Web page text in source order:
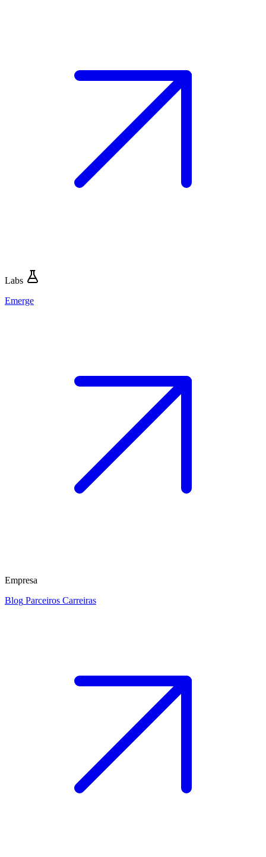
Labs
Emerge
Empresa
Blog Parceiros Carreiras